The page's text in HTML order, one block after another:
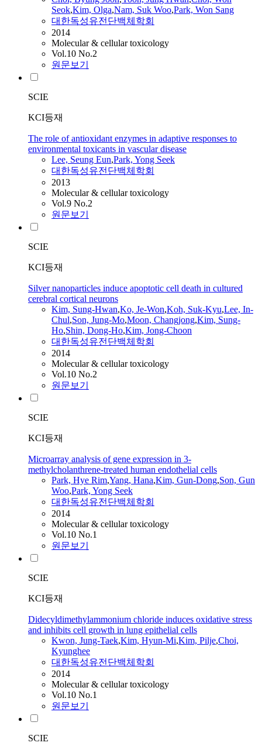
Seok,Kim, Olga,Nam, Suk Woo,Park, Won Sang
대한독성유전단백체학회
2014
Molecular & cellular toxicology
Vol.10 No.2
원문보기
SCIE
KCI등재
The role of antioxidant enzymes in adaptive responses to
environmental toxicants in vascular disease
Lee, Seung Eun,Park, Yong Seek
대한독성유전단백체학회
2013
Molecular & cellular toxicology
Vol.9 No.2
원문보기
SCIE
KCI등재
Silver nanoparticles induce apoptotic cell death in cultured
cerebral cortical neurons
Kim, Sung-Hwan,Ko, Je-Won,Koh, Suk-Kyu,Lee, In-
Chul,Son, Jung-Mo,Moon, Changjong,Kim, Sung-
Ho,Shin, Dong-Ho,Kim, Jong-Choon
대한독성유전단백체학회
2014
Molecular & cellular toxicology
Vol.10 No.2
원문보기
SCIE
KCI등재
Microarray analysis of gene expression in 3-
methylcholanthrene-treated human endothelial cells
Park, Hye Rim,Yang, Hana,Kim, Gun-Dong,Son, Gun
Woo,Park, Yong Seek
대한독성유전단백체학회
2014
Molecular & cellular toxicology
Vol.10 No.1
원문보기
SCIE
KCI등재
Didecyldimethylammonium chloride induces oxidative stress
and inhibits cell growth in lung epithelial cells
Kwon, Jung-Taek,Kim, Hyun-Mi,Kim, Pilje,Choi,
Kyunghee
대한독성유전단백체학회
2014
Molecular & cellular toxicology
Vol.10 No.1
원문보기
SCIE